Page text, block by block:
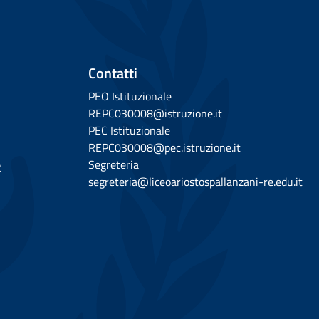
Contatti
PEO Istituzionale
REPC030008@istruzione.it
PEC Istituzionale
REPC030008@pec.istruzione.it
Segreteria
segreteria@liceoariostospallanzani-re.edu.it